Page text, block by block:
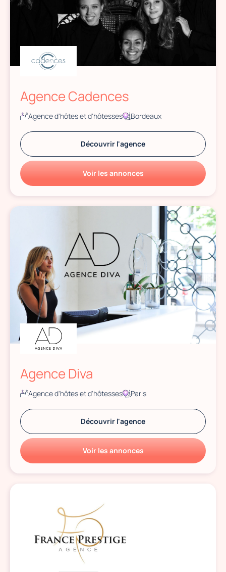
Agence Cadences
Agence d'hôtes et d'hôtesses Bordeaux
Découvrir l'agence
Voir les annonces
Agence Diva
Agence d'hôtes et d'hôtesses Paris
Découvrir l'agence
Voir les annonces